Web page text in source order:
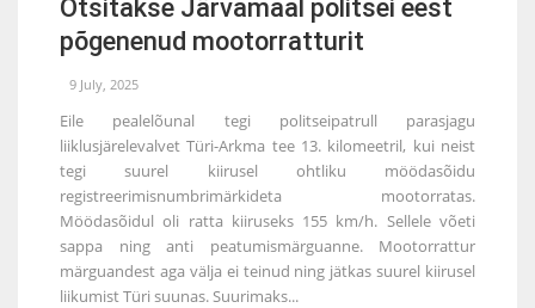
Otsitakse Järvamaal politsei eest
põgenenud mootorratturit
9 July, 2025
Eile pealelõunal tegi politseipatrull parasjagu
liiklusjärelevalvet Türi-Arkma tee 13. kilomeetril, kui neist
tegi suurel kiirusel ohtliku möödasõidu
registreerimisnumbrimärkideta mootorratas.
Möödasõidul oli ratta kiiruseks 155 km/h. Sellele võeti
sappa ning anti peatumismärguanne. Mootorrattur
märguandest aga välja ei teinud ning jätkas suurel kiirusel
liikumist Türi suunas. Suurimaks...